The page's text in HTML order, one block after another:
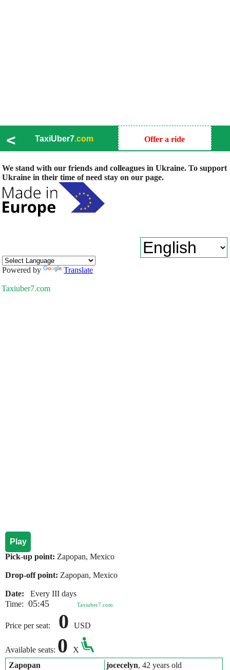
< TaxiUber7.com Offer a ride
We stand with our friends and colleagues in Ukraine. To support
Ukraine in their time of need stay on our page.
Powered by Translate
Taxiuber7.com
Play
Pick-up point: Zapopan, Mexico
Drop-off point: Zapopan, Mexico
Date:
Every III days
Time: 05:45 Taxiuber7.com
Price per seat: 0 USD
Available seats: 0
X
Zapopan
jocecelyn, 42 years old